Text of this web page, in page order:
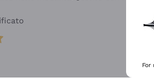
For